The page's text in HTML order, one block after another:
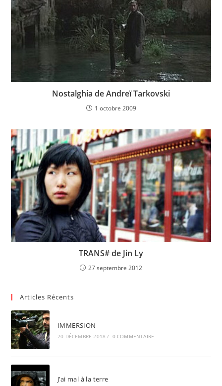
Nostalghia de Andreï Tarkovski
1 octobre 2009
TRANS# de Jin Ly
27 septembre 2012
Articles Récents
IMMERSION
20 DÉCEMBRE 2018 / 0 COMMENTAIRE
J’ai mal à la terre